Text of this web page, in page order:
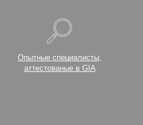
Опытные специалисты,
аттестованые в GIA